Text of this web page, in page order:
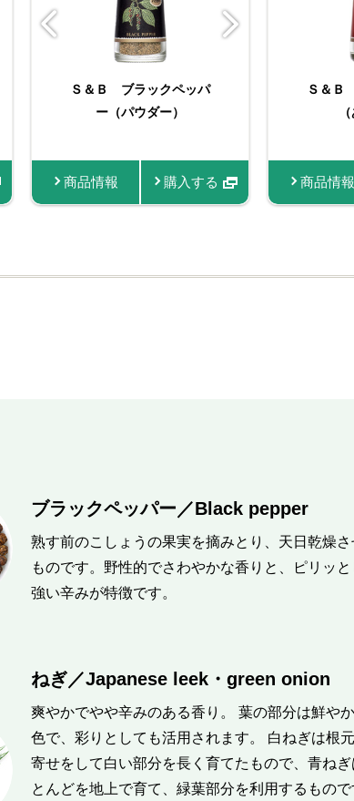
李錦記 鶏丸ごとがらス
ープ袋200g
商品情報 購入する
Ｓ＆Ｂ ブラックペッパ
ー（パウダー）
商品情報 購入する
Ｓ＆
ク
商品
Ｓ＆Ｂ
商品情報
ブラックペッパー／Black pepper
熟す前のこしょうの果実を摘みとり、天日乾燥さ
ものです。野性的でさわやかな香りと、ピリッと
強い辛みが特徴です。
ねぎ／Japanese leek・green onion
爽やかでやや辛みのある香り。 葉の部分は鮮や
色で、彩りとしても活用されます。 白ねぎは根
寄せをして白い部分を長く育てたもので、青ねぎ
とんどを地上で育て、緑葉部分を利用するもので